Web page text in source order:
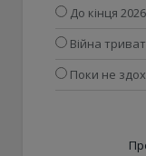
До кінця
Війна
Поки не